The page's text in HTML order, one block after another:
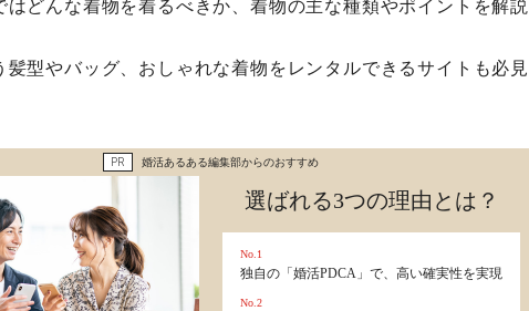
はどんな着物を着るべきか、着物の主な種類やポイントを解説
髪型やバッグ、おしゃれな着物をレンタルできるサイトも必見
PR 婚活あるある編集部からのおすすめ
選ばれる3つの理由とは？
No.1
独自の「婚活PDCA」で、高い確実性を実現
No.2